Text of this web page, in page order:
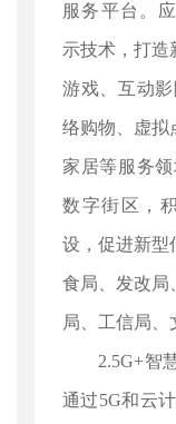
服务平台。
示技术，打造
游戏、互动
络购物、虚拟
家居等服务
数字街区，
设，促进新型
食局、发改局
局、工信局、
2.5G+智
通过5G和云